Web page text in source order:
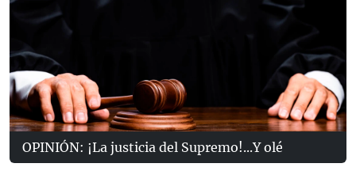
OPINIÓN: ¡La justicia del Supremo!...Y olé